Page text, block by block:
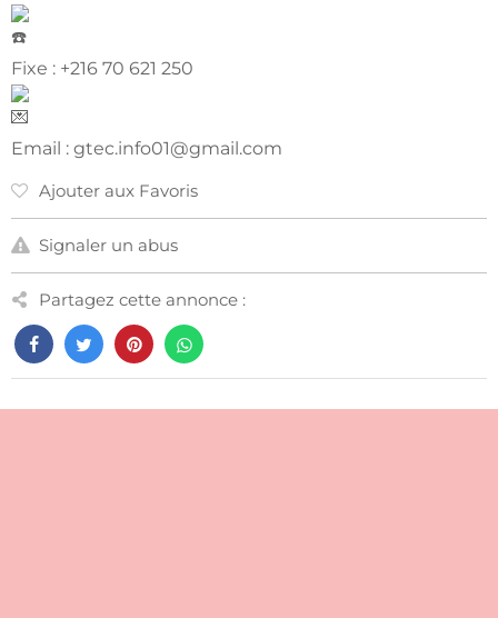
Fixe : +216 70 621 250
Email : gtec.info01@gmail.com
Ajouter aux Favoris
Signaler un abus
Partagez cette annonce :